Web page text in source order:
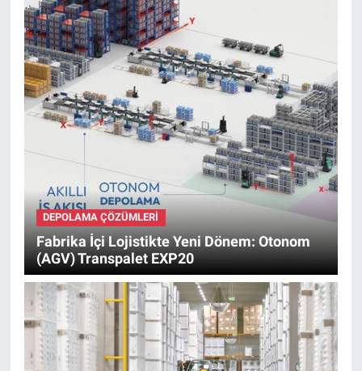
DEPOLAMA ÇÖZÜMLERI
Fabrika İçi Lojistikte Yeni Dönem: Otonom
(AGV) Transpalet EXP20